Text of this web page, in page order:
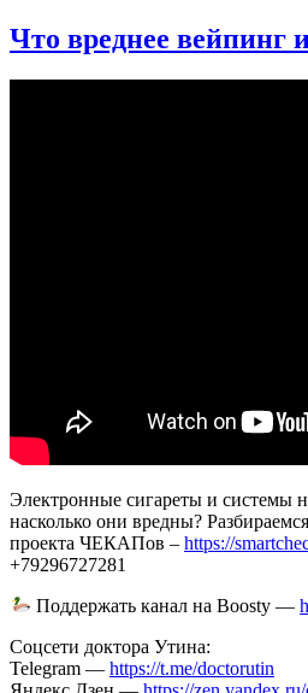
Что вреднее вейпинг
Электронные сигареты и системы
насколько они вредны?
проекта ЧЕКАПов – https://
+79296727281
Поддержать канал на Boosty —
Соцсети доктора Утина:
Telegram — https://t.me/doctorutin